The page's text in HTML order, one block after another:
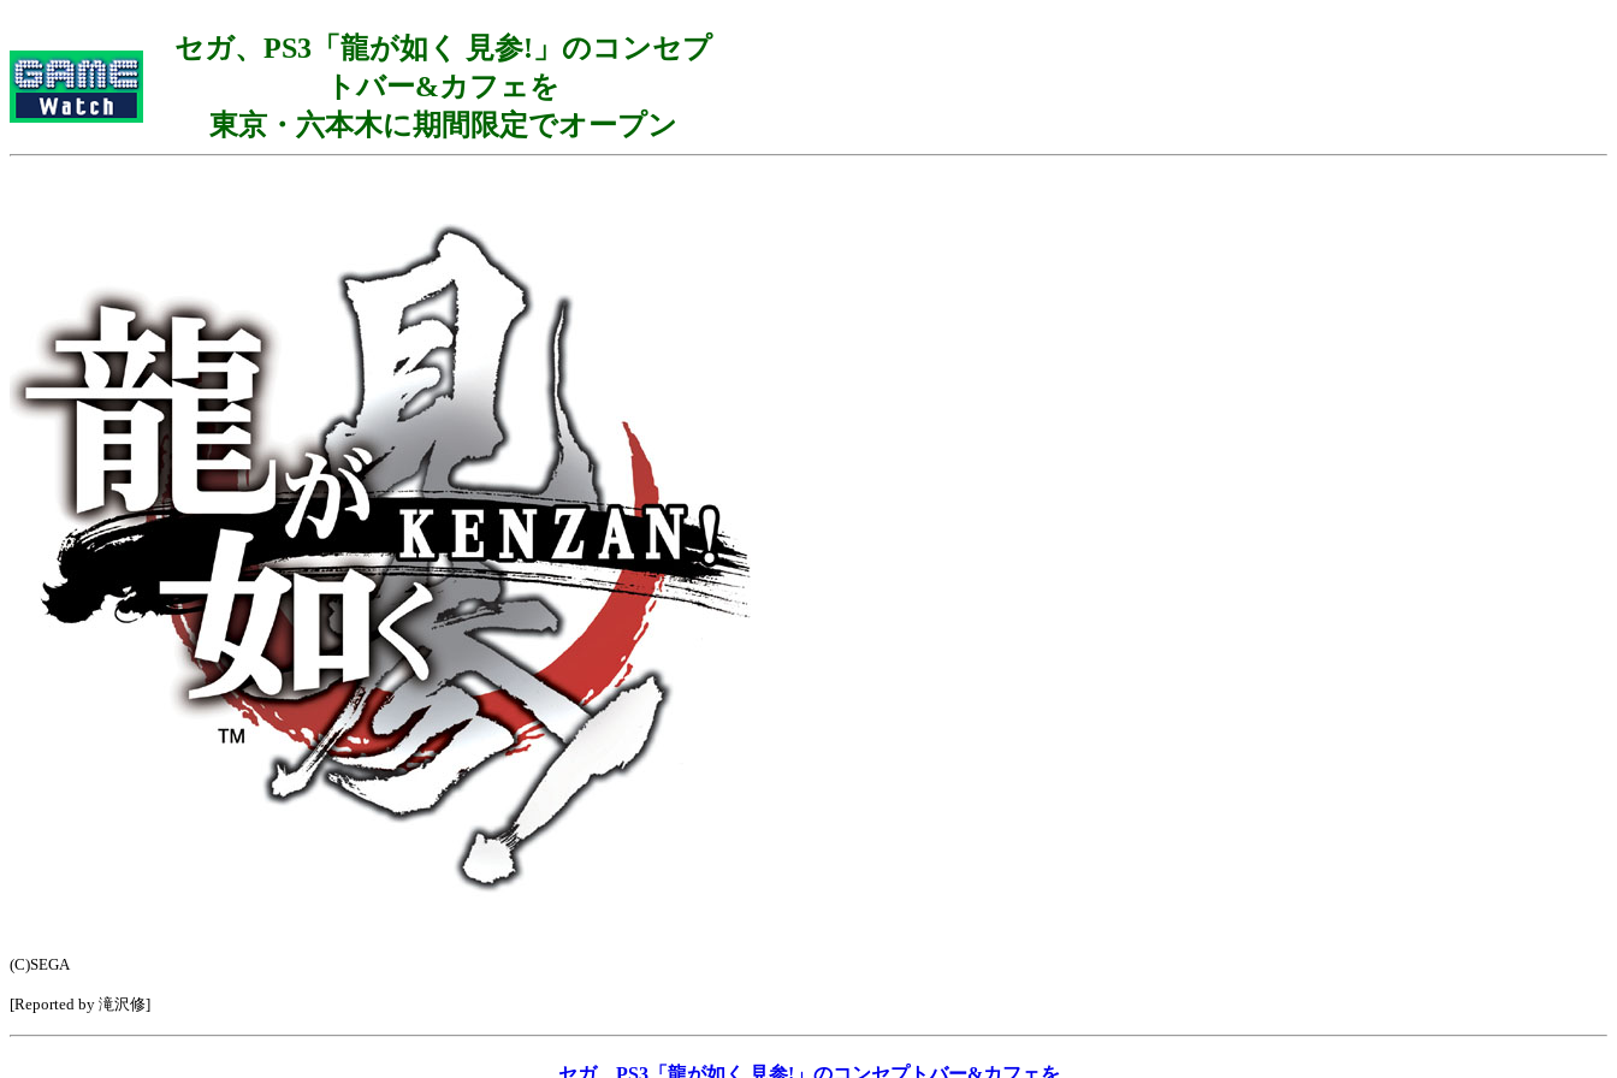
セガ、PS3「龍が如く 見参!」のコンセプ
トバー&カフェを
東京・六本木に期間限定でオープン
(C)SEGA
[Reported by 滝沢修]